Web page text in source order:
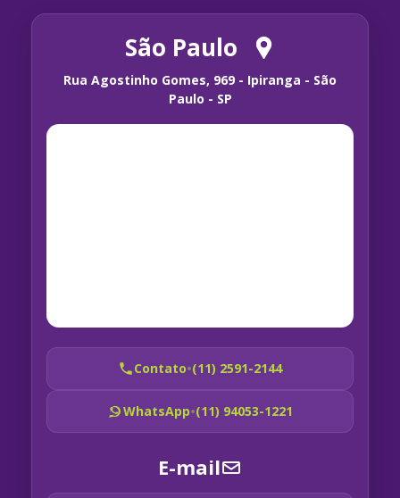
São Paulo
Rua Agostinho Gomes, 969 - Ipiranga - São
Paulo - SP
Contato•(11) 2591-2144
WhatsApp•(11) 94053-1221
E-mail